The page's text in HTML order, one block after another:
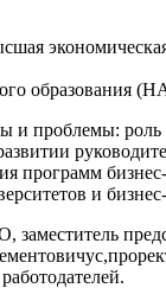
образования
проблемы:
программ
и
заместитель